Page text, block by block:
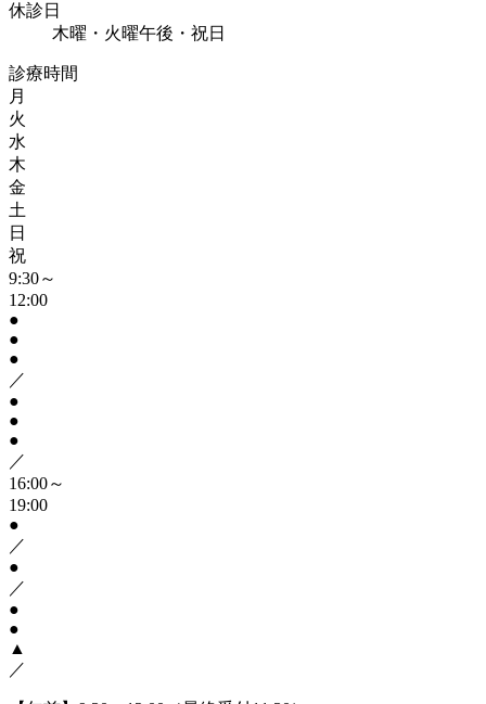
休診日
木曜・火曜午後・祝日
診療時間
月
火
水
木
金
土
日
祝
9:30～
12:00
●
●
●
／
●
●
●
／
16:00～
19:00
●
／
●
／
●
●
▲
／